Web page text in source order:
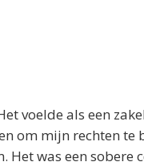
voelde als een
om mijn rechten te
was een sobere